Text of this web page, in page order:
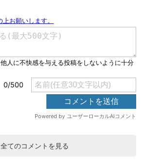
全てのコメントを見る